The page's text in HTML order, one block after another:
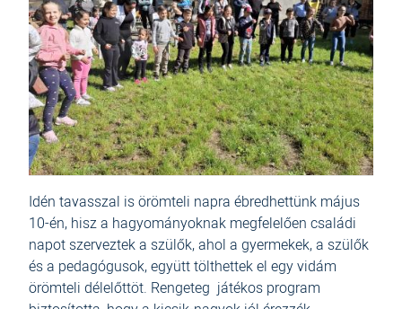
Idén tavasszal is örömteli napra ébredhettünk május
10-én, hisz a hagyományoknak megfelelően családi
napot szerveztek a szülők, ahol a gyermekek, a szülők
és a pedagógusok, együtt tölthettek el egy vidám
örömteli délelőttöt. Rengeteg játékos program